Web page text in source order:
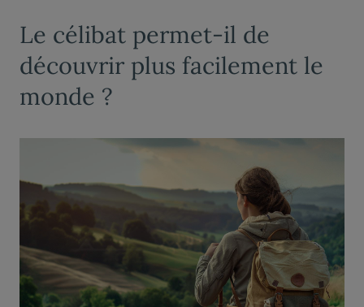
Le célibat permet-il de
découvrir plus facilement le
monde ?